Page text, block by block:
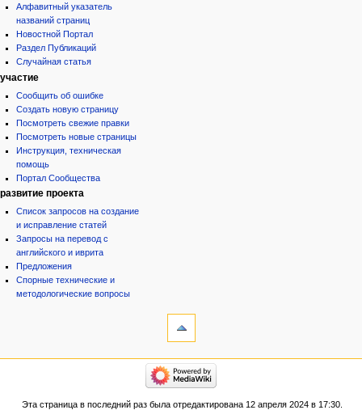
Алфавитный указатель
названий страниц
Новостной Портал
Раздел Публикаций
Случайная статья
участие
Сообщить об ошибке
Создать новую страницу
Посмотреть свежие правки
Посмотреть новые страницы
Инструкция, техническая
помощь
Портал Сообщества
развитие проекта
Список запросов на создание
и исправление статей
Запросы на перевод с
английского и иврита
Предложения
Спорные технические и
методологические вопросы
категории
Эта страница в последний раз была отредактирована 12 апреля 2024 в 17:30.